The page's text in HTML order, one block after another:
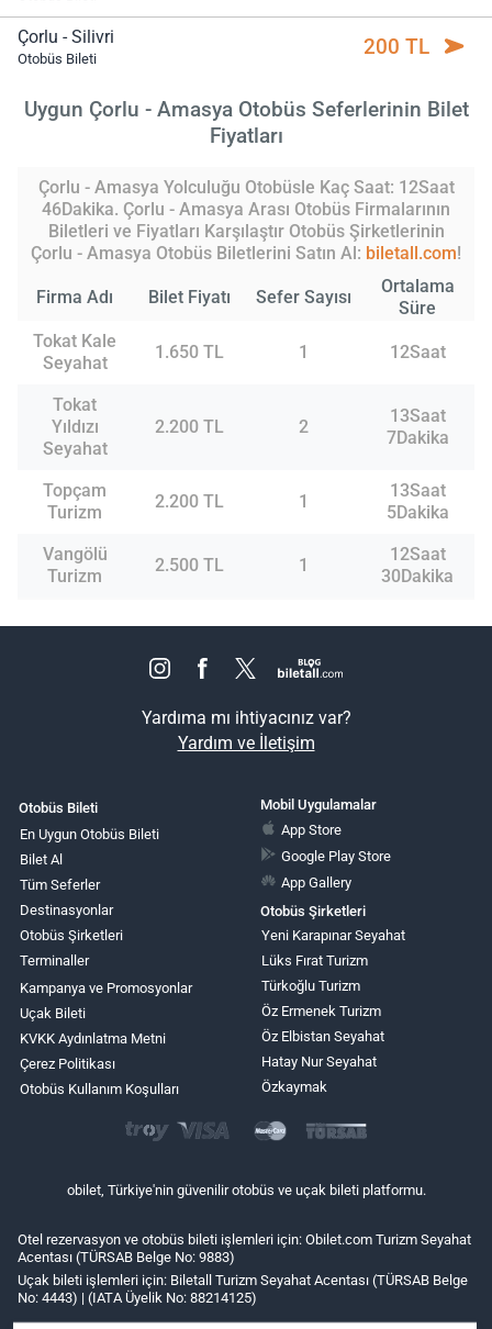
Çorlu - Silivri
Otobüs Bileti 200 TL
Uygun Çorlu - Amasya Otobüs Seferlerinin Bilet
Fiyatları
Çorlu - Amasya Yolculuğu Otobüsle Kaç Saat: 12Saat
46Dakika. Çorlu - Amasya Arası Otobüs Firmalarının
Biletleri ve Fiyatları Karşılaştır Otobüs Şirketlerinin
Çorlu - Amasya Otobüs Biletlerini Satın Al: biletall.com!
Firma Adı Bilet Fiyatı Sefer Sayısı
Ortalama
Süre
Tokat Kale
Seyahat
1.650 TL 1 12Saat
Tokat
Yıldızı
Seyahat
2.200 TL 2
13Saat
7Dakika
Topçam
Turizm
2.200 TL 1
13Saat
5Dakika
Vangölü
Turizm
2.500 TL 1
12Saat
30Dakika
Yardıma mı ihtiyacınız var?
Yardım ve İletişim
Otobüs Bileti
En Uygun Otobüs Bileti
Bilet Al
Tüm Seferler
Destinasyonlar
Otobüs Şirketleri
Terminaller
Kampanya ve Promosyonlar
Uçak Bileti
KVKK Aydınlatma Metni
Çerez Politikası
Otobüs Kullanım Koşulları
Mobil Uygulamalar
App Store
Google Play Store
App Gallery
Otobüs Şirketleri
Yeni Karapınar Seyahat
Lüks Fırat Turizm
Türkoğlu Turizm
Öz Ermenek Turizm
Öz Elbistan Seyahat
Hatay Nur Seyahat
Özkaymak
obilet, Türkiye'nin güvenilir otobüs ve uçak bileti platformu.
Otel rezervasyon ve otobüs bileti işlemleri için: Obilet.com Turizm Seyahat
Acentası (TÜRSAB Belge No: 9883)
Uçak bileti işlemleri için: Biletall Turizm Seyahat Acentası (TÜRSAB Belge
No: 4443) | (IATA Üyelik No: 88214125)